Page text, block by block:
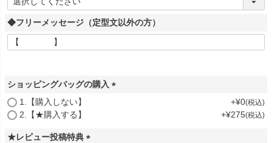
必
須
)
◆フリーメッセージ（定型文以外の方）
ショッピングバッグの購入
1.【購入しない】 +¥0 税込
2.【★購入する】 +¥275 税込
★レビュー投稿特典